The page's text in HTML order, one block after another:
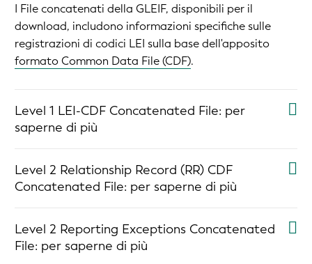
I File concatenati della GLEIF, disponibili per il
download, includono informazioni specifiche sulle
registrazioni di codici LEI sulla base dell'apposito
formato Common Data File (CDF).
Level 1 LEI-CDF Concatenated File: per
saperne di più
Level 2 Relationship Record (RR) CDF
Concatenated File: per saperne di più
Level 2 Reporting Exceptions Concatenated
File: per saperne di più